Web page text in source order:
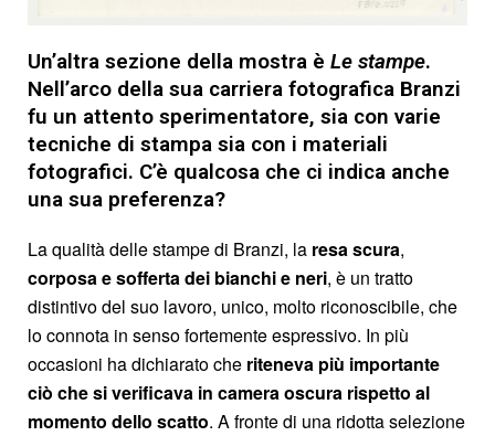
Un’altra sezione della mostra è Le stampe.
Nell’arco della sua carriera fotografica Branzi
fu un attento sperimentatore, sia con varie
tecniche di stampa sia con i materiali
fotografici. C’è qualcosa che ci indica anche
una sua preferenza?
La qualità delle stampe di Branzi, la resa scura,
corposaesofferta dei bianchi e neri, è un tratto
distintivo del suo lavoro, unico, molto riconoscibile, che
lo connota in senso fortemente espressivo. In più
occasioni ha dichiarato che riteneva più importante
ciò che si verificava in camera oscura rispetto al
momento dello scatto. A fronte di una ridotta selezione